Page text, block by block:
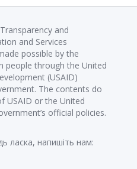
and
and Services
possible by the
people through the United
(USAID)
The contents do
USAID or the United
official policies.
ласка, напишіть нам: